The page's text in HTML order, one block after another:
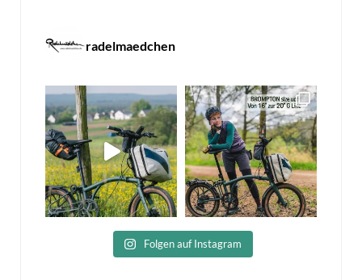
radelmaedchen
Folgen auf Instagram